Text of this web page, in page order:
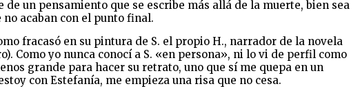
un pensamiento que se escribe más allá de la muerte, bien sea
no acaban con el punto final.
fracasó en su pintura de S. el propio H., narrador de la novela
Como yo nunca conocí a S. «en persona», ni lo vi de perfil como
grande para hacer su retrato, uno que sí me quepa en un
con Estefanía, me empieza una risa que no cesa.